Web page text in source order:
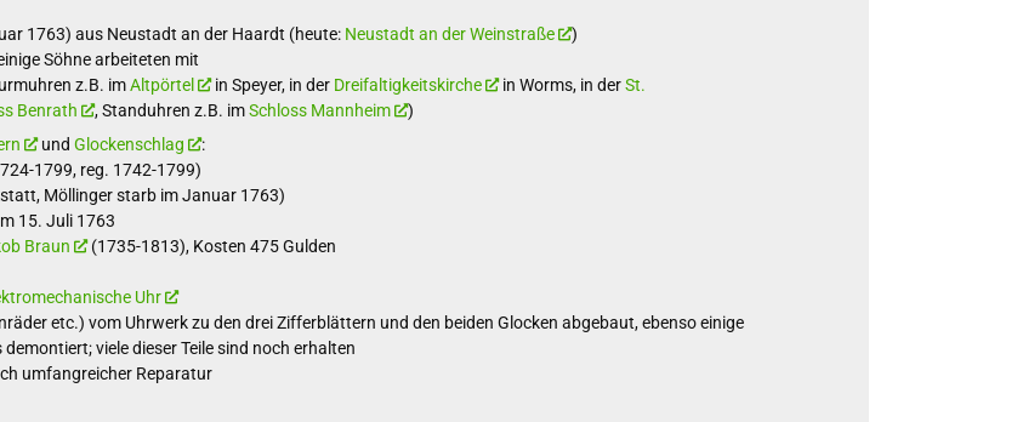
1763) aus Neustadt an der Haardt (heute: Neustadt an der Weinstraße
)
Söhne arbeiteten mit
z.B. imAltpörtel in Speyer, in der Dreifaltigkeitskirche in Worms, in derSt.
Benrath , Standuhren z.B. imSchloss Mannheim
)
und Glockenschlag
:
1799, reg. 1742-1799)
Möllinger starb im Januar 1763)
15. Juli 1763
Braun
(1735-1813), Kosten 475 Gulden
Uhr
etc.) vom Uhrwerk zu den drei Zifferblättern und den beiden Glocken abgebaut, ebenso einige
viele dieser Teile sind noch erhalten
umfangreicher Reparatur